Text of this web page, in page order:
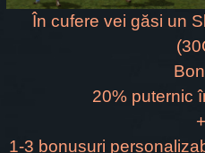
În cufere vei găsi un
20% puternic
+
1-3 bonusuri